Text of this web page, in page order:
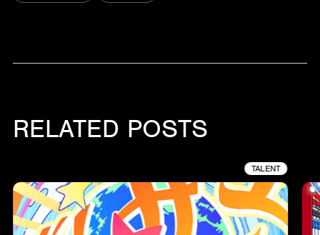
RELATED POSTS
TALENT